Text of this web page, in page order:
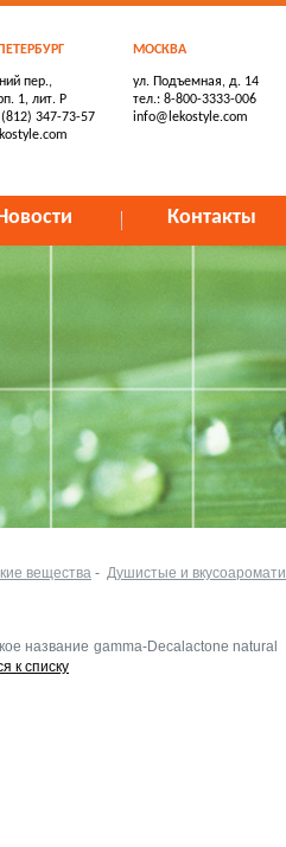
пер.,
1, лит. Р
(812) 347-73-57
МОСКВА
ул. Подъемная, д. 14
тел.: 8-800-3333-006
info@lekostyle.com
Контакты
вещества - Душистые и
название gamma-Decalactone natural
к списку